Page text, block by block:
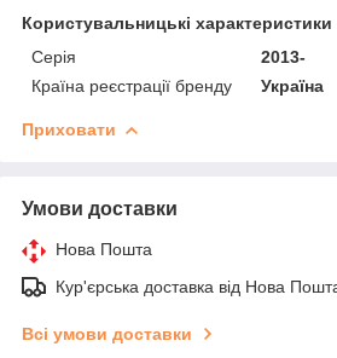
Користувальницькі характеристики
Серія
2013-
Країна реєстрації бренду
Україна
Приховати
Умови доставки
Нова Пошта
Кур'єрська доставка від Нова
Всі умови доставки